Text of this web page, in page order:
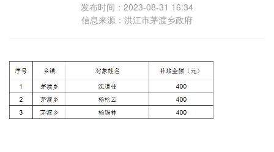
发布时间：2023-08-31 16:34
信息来源：洪江市茅渡乡政府